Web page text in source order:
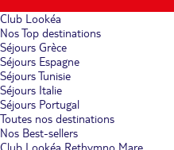
Club Lookéa
Nos Top destinations
Séjours Grèce
Séjours Espagne
Séjours Tunisie
Séjours Italie
Séjours Portugal
Toutes nos destinations
Nos Best-sellers